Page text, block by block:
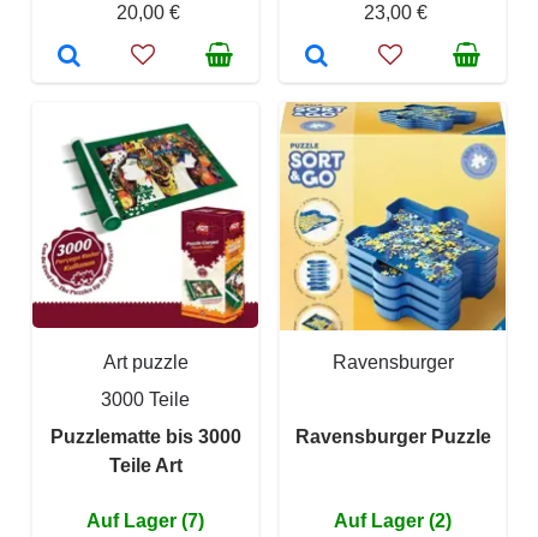
20,00 €
23,00 €
Art puzzle
3000 Teile
Puzzlematte bis 3000
Teile Art
Auf Lager (7)
Ravensburger
Ravensburger Puzzle
Auf Lager (2)